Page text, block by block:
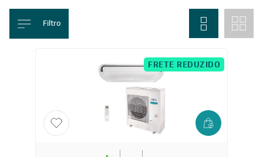
Filtro
FRETE REDUZIDO